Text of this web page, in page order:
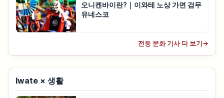
오니켄바이란?｜이와테 노상 가면 검무
유네스코
전통 문화 기사 더 보기 →
Iwate × 생활